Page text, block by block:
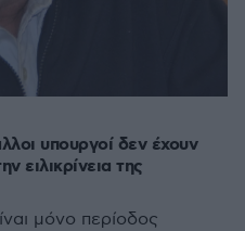
υπουργοί δεν έχουν
ειλικρίνεια της
μόνο περίοδος